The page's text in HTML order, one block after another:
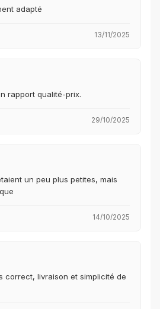
adapté
13/11/2025
rapport qualité-prix.
29/10/2025
un peu plus petites, mais
14/10/2025
correct, livraison et simplicité de